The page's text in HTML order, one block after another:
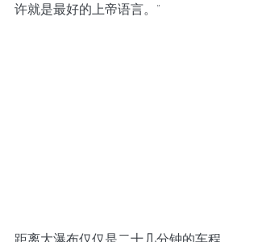
许就是最好的上帝语言。”